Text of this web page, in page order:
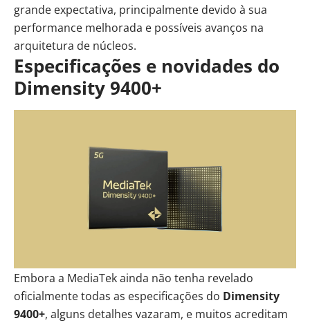
grande expectativa, principalmente devido à sua
performance melhorada e possíveis avanços na
arquitetura de núcleos.
Especificações e novidades do
Dimensity 9400+
Embora a MediaTek ainda não tenha revelado
oficialmente todas as especificações do Dimensity
9400+, alguns detalhes vazaram, e muitos acreditam